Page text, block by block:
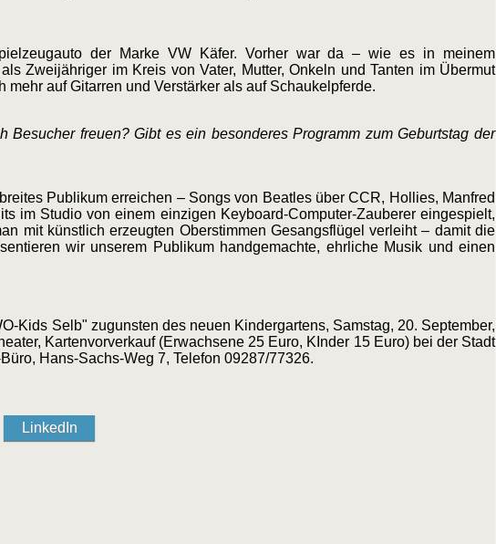
der Marke VW Käfer. Vorher war da – wie es in meinem
Zweijähriger im Kreis von Vater, Mutter, Onkeln und Tanten im Übermut
auf Gitarren und Verstärker als auf Schaukelpferde.
freuen? Gibt es ein besonderes Programm zum Geburtstag der
Publikum erreichen – Songs von Beatles über CCR, Hollies, Manfred
im Studio von einem einzigen Keyboard-Computer-Zauberer eingespielt,
mit künstlich erzeugten Oberstimmen Gesangsflügel verleiht – damit die
wir unserem Publikum handgemachte, ehrliche Musik und einen
Kids Selb" zugunsten des neuen Kindergartens, Samstag, 20. September,
Kartenvorverkauf (Erwachsene 25 Euro, KInder 15 Euro) bei der Stadt
Hans-Sachs-Weg 7, Telefon 09287/77326.
LinkedIn